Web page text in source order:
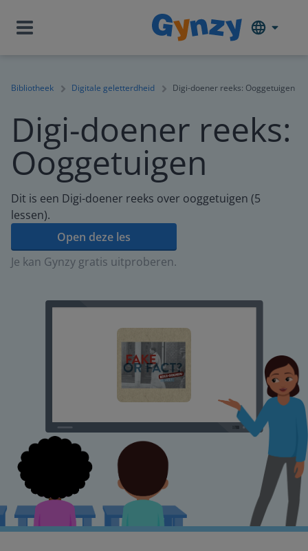
Bibliotheek Digitale geletterdheid Digi-doener reeks: Ooggetuigen
Digi-doener reeks:
Ooggetuigen
Dit is een Digi-doener reeks over ooggetuigen (5
lessen).
Open deze les
Je kan Gynzy gratis uitproberen.